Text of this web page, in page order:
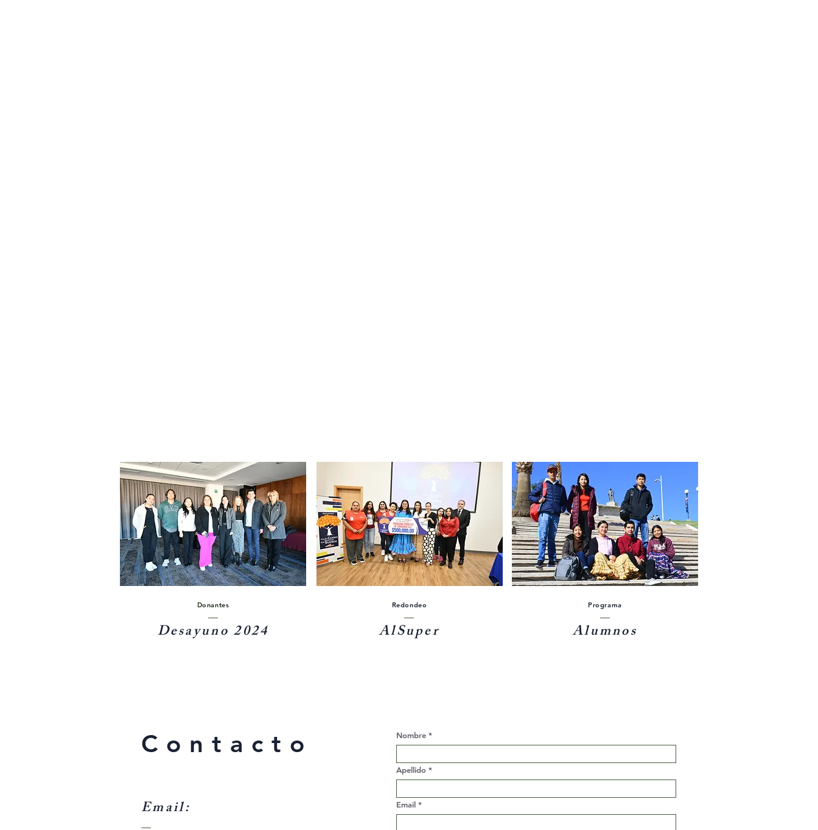
Donantes
Desayuno 2024
Redondeo
AlSuper
Programa
Alumnos
Contacto
Email:
Nombre
Apellido
Email